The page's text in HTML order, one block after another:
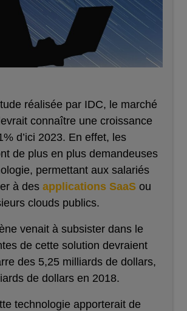
réalisée par IDC, le marché
connaître une croissance
d’ici 2023. En effet, les
de plus en plus demandeuses
permettant aux salariés
à des applications SaaS ou
clouds publics.
venait à subsister dans le
de cette solution devraient
des 5,25 milliards de dollars,
de dollars en 2018.
technologie apporterait de